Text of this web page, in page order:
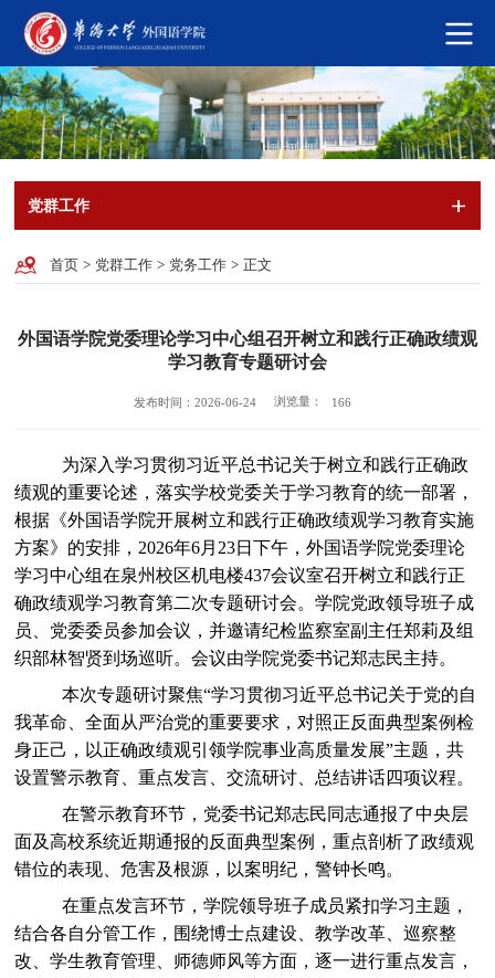
党群工作
首页 > 党群工作 > 党务工作 > 正文
外国语学院党委理论学习中心组召开树立和践行正确政绩观
学习教育专题研讨会
发布时间：2026-06-24 浏览量： 166
为深入学习贯彻习近平总书记关于树立和践行正确政
绩观的重要论述，落实学校党委关于学习教育的统一部署，
根据《外国语学院开展树立和践行正确政绩观学习教育实施
方案》的安排，2026年6月23日下午，外国语学院党委理论
学习中心组在泉州校区机电楼437会议室召开树立和践行正
确政绩观学习教育第二次专题研讨会。学院党政领导班子成
员、党委委员参加会议，并邀请纪检监察室副主任郑莉及组
织部林智贤到场巡听。会议由学院党委书记郑志民主持。
本次专题研讨聚焦“学习贯彻习近平总书记关于党的自
我革命、全面从严治党的重要要求，对照正反面典型案例检
身正己，以正确政绩观引领学院事业高质量发展”主题，共
设置警示教育、重点发言、交流研讨、总结讲话四项议程。
在警示教育环节，党委书记郑志民同志通报了中央层
面及高校系统近期通报的反面典型案例，重点剖析了政绩观
错位的表现、危害及根源，以案明纪，警钟长鸣。
在重点发言环节，学院领导班子成员紧扣学习主题，
结合各自分管工作，围绕博士点建设、教学改革、巡察整
改、学生教育管理、师德师风等方面，逐一进行重点发言，